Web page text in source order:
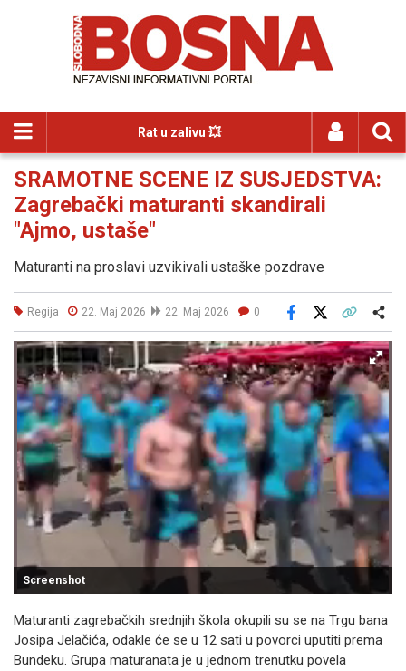
Rat u zalivu 💥
SRAMOTNE SCENE IZ SUSJEDSTVA:
Zagrebački maturanti skandirali
"Ajmo, ustaše"
Maturanti na proslavi uzvikivali ustaške pozdrave
Regija 22. Maj 2026 22. Maj 2026 0
Facebook
Screenshot
Maturanti zagrebačkih srednjih škola okupili su se na Trgu bana
Josipa Jelačića, odakle će se u 12 sati u povorci uputiti prema
Bundeku. Grupa maturanata je u jednom trenutku povela